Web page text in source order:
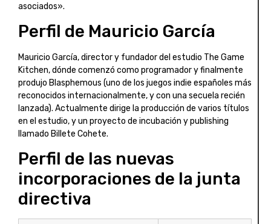
asociados».
Perfil de Mauricio García
Mauricio García, director y fundador del estudio The Game
Kitchen, dónde comenzó como programador y finalmente
produjo Blasphemous (uno de los juegos indie españoles más
reconocidos internacionalmente, y con una secuela recién
lanzada). Actualmente dirige la producción de varios títulos
en el estudio, y un proyecto de incubación y publishing
llamado Billete Cohete.
Perfil de las nuevas
incorporaciones de la junta
directiva